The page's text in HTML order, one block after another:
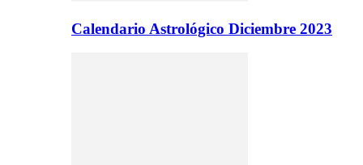
Calendario Astrológico Diciembre 2023